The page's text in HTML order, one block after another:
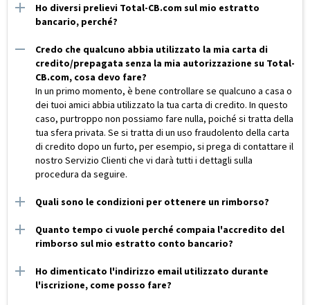
Ho diversi prelievi Total-CB.com sul mio estratto
bancario, perché?
Credo che qualcuno abbia utilizzato la mia carta di
credito/prepagata senza la mia autorizzazione su Total-
CB.com, cosa devo fare?
In un primo momento, è bene controllare se qualcuno a casa o
dei tuoi amici abbia utilizzato la tua carta di credito. In questo
caso, purtroppo non possiamo fare nulla, poiché si tratta della
tua sfera privata. Se si tratta di un uso fraudolento della carta
di credito dopo un furto, per esempio, si prega di contattare il
nostro Servizio Clienti che vi darà tutti i dettagli sulla
procedura da seguire.
Quali sono le condizioni per ottenere un rimborso?
Quanto tempo ci vuole perché compaia l'accredito del
rimborso sul mio estratto conto bancario?
Ho dimenticato l'indirizzo email utilizzato durante
l'iscrizione, come posso fare?